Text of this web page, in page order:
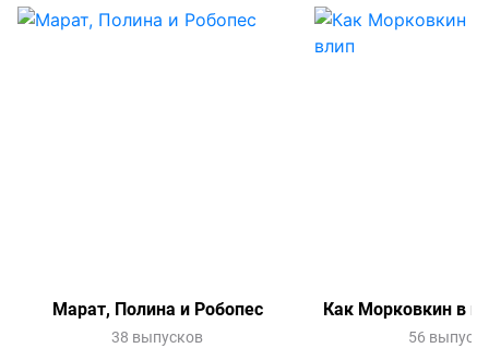
Марат, Полина и Робопес
38 выпусков
Как Морковкин в
56